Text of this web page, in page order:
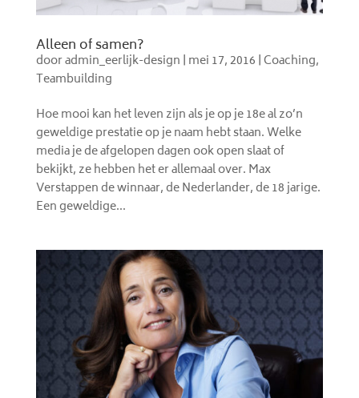
Alleen of samen?
dooradmin_eerlijk-design | mei 17, 2016 |Coaching,
Teambuilding
Hoe mooi kan het leven zijn als je op je 18e al zo’n
geweldige prestatie op je naam hebt staan. Welke
media je de afgelopen dagen ook open slaat of
bekijkt, ze hebben het er allemaal over. Max
Verstappen de winnaar, de Nederlander, de 18 jarige.
Een geweldige...